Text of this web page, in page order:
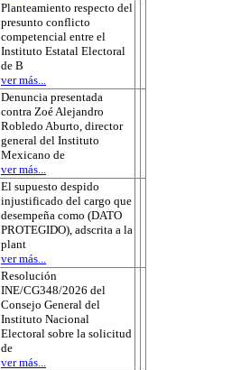
Planteamiento respecto del
presunto conflicto
competencial entre el
Instituto Estatal Electoral
de B
ver más...
Denuncia presentada
contra Zoé Alejandro
Robledo Aburto, director
general del Instituto
Mexicano de
ver más...
El supuesto despido
injustificado del cargo que
desempeña como (DATO
PROTEGIDO), adscrita a la
plant
ver más...
Resolución
INE/CG348/2026 del
Consejo General del
Instituto Nacional
Electoral sobre la solicitud
de
ver más...